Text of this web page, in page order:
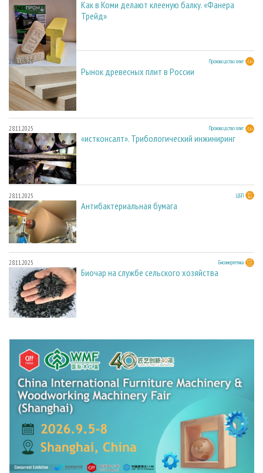
Как в Коми делают клееную балку. «Фанера
Трейд»
28.11.2025 Производство плит
Рынок древесных плит в России
28.11.2025 Производство плит
«истконсалт». Трибологический инжиниринг
28.11.2025 ЦБП
Антибактериальная бумага
28.11.2025 Биоэнергетика
Биочар на службе сельского хозяйства